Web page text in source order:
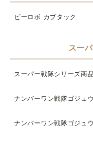
ビーロボ カブタック
スー
スーパー戦隊シリーズ商
ナンバーワン戦隊ゴジュ
ナンバーワン戦隊ゴジュ